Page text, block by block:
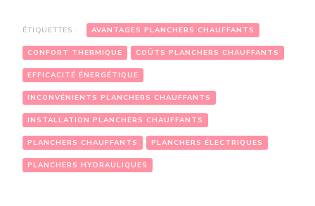
ÉTIQUETTES : AVANTAGES PLANCHERS CHAUFFANTS
CONFORT THERMIQUE COÛTS PLANCHERS CHAUFFANTS
EFFICACITÉ ÉNERGÉTIQUE
INCONVÉNIENTS PLANCHERS CHAUFFANTS
INSTALLATION PLANCHERS CHAUFFANTS
PLANCHERS CHAUFFANTS PLANCHERS ÉLECTRIQUES
PLANCHERS HYDRAULIQUES